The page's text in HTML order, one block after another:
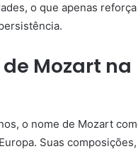
o que apenas reforça
de Mozart na
o nome de Mozart
Suas composições,